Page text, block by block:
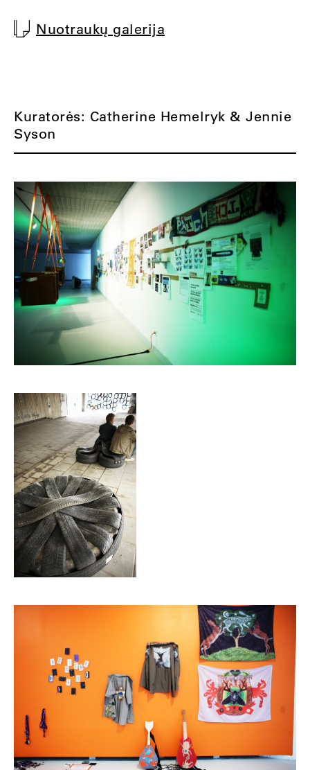
Nuotraukų galerija
Kuratorės: Catherine Hemelryk & Jennie
Syson